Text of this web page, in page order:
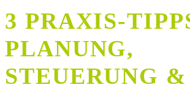
3 PRAXIS-
PLANUNG,
STEUERUNG &